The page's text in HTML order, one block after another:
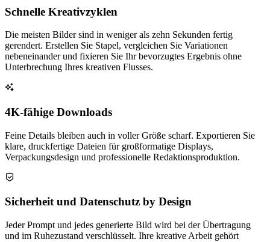
Schnelle Kreativzyklen
Die meisten Bilder sind in weniger als zehn Sekunden fertig
gerendert. Erstellen Sie Stapel, vergleichen Sie Variationen
nebeneinander und fixieren Sie Ihr bevorzugtes Ergebnis ohne
Unterbrechung Ihres kreativen Flusses.
4K-fähige Downloads
Feine Details bleiben auch in voller Größe scharf. Exportieren Sie
klare, druckfertige Dateien für großformatige Displays,
Verpackungsdesign und professionelle Redaktionsproduktion.
Sicherheit und Datenschutz by Design
Jeder Prompt und jedes generierte Bild wird bei der Übertragung
und im Ruhezustand verschlüsselt. Ihre kreative Arbeit gehört